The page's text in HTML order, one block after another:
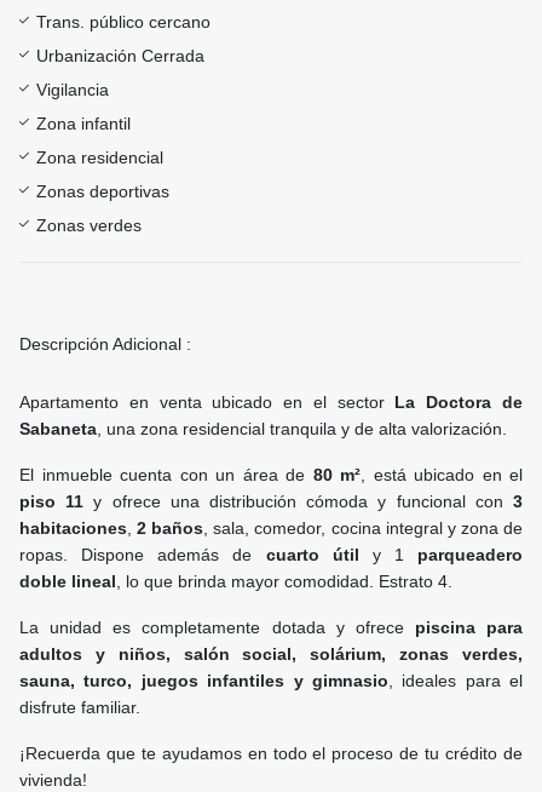
Trans. público cercano
Urbanización Cerrada
Vigilancia
Zona infantil
Zona residencial
Zonas deportivas
Zonas verdes
Descripción Adicional :
Apartamento en venta ubicado en el sector La Doctora de
Sabaneta , una zona residencial tranquila y de alta valorización.
El inmueble cuenta con un área de 80 m² , está ubicado en el
piso 11 y ofrece una distribución cómoda y funcional con3
habitaciones ,2 baños , sala, comedor, cocina integral y zona de
ropas. Dispone además de cuarto útil y 1 parqueadero
doble lineal , lo que brinda mayor comodidad. Estrato 4.
La unidad es completamente dotada y ofrece piscina para
adultos y niños, salón social, solárium, zonas verdes,
sauna, turco, juegos infantiles y gimnasio , ideales para el
disfrute familiar.
¡Recuerda que te ayudamos en todo el proceso de tu crédito de
vivienda!